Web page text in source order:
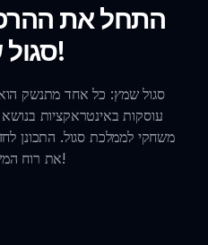
התחל את
סגול שמץ!
סגול שמץ: כל אחד מתנשק
עוסקות באינטראקציות
משחקי לממלכת סגול. התכונן
את רוח המשחק שלך!